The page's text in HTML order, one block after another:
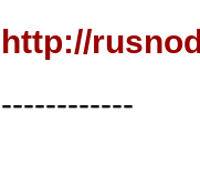
http://
------------